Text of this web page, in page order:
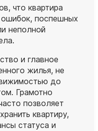
что квартира
ошибок, поспешных
неполной
и главное
жилья, не
до
Грамотно
позволяет
квартиру,
статуса и